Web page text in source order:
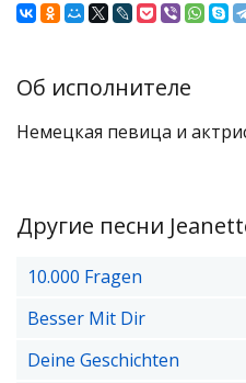
Об исполнителе
Немецкая певица и
Другие песни
10.000 Fragen
Besser Mit Dir
Deine Geschichten